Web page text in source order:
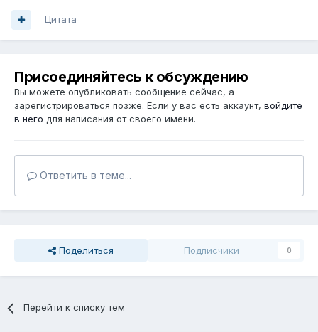
Цитата
Присоединяйтесь к обсуждению
Вы можете опубликовать сообщение сейчас, а
зарегистрироваться позже. Если у вас есть аккаунт, войдите
в него для написания от своего имени.
Ответить в теме...
Поделиться Подписчики 0
Перейти к списку тем